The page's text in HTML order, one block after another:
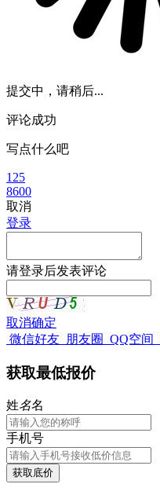
提交中，请稍后...
评论成功
写点什么吧
125
8600
取消
登录
请登录后发表评论
取消确定
微信好友 朋友圈 QQ空间
获取最低报价
姓名名
手机号
获取底价